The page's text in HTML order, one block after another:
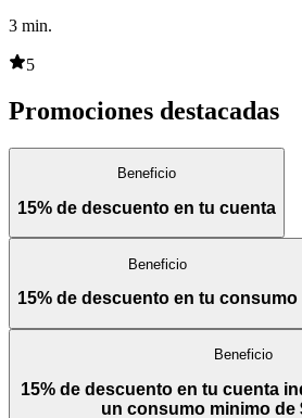
3 min.
5
Promociones destacadas
Beneficio
15% de descuento en tu cuenta
Beneficio
15% de descuento en tu consumo
Beneficio
15% de descuento en tu cuenta
un consumo minimo de